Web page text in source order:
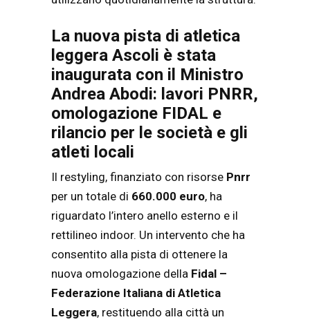
La nuova pista di atletica
leggera Ascoli è stata
inaugurata con il Ministro
Andrea Abodi: lavori PNRR,
omologazione FIDAL e
rilancio per le società e gli
atleti locali
Il restyling, finanziato con risorse Pnrr
per un totale di 660.000 euro, ha
riguardato l’intero anello esterno e il
rettilineo indoor. Un intervento che ha
consentito alla pista di ottenere la
nuova omologazione della Fidal –
Federazione Italiana di Atletica
Leggera, restituendo alla città un